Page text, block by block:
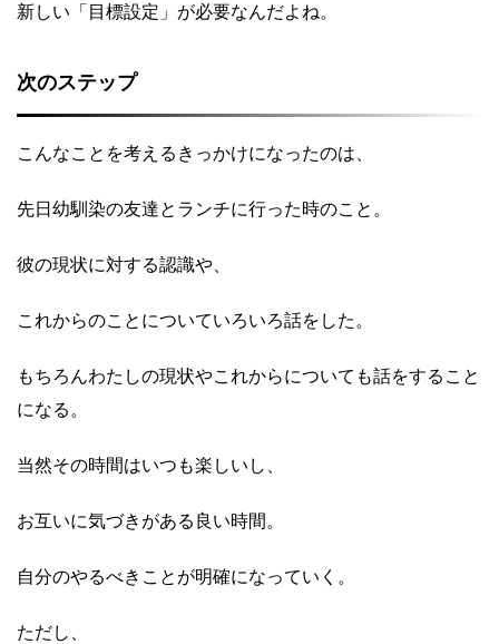
新しい「目標設定」が必要なんだよね。
次のステップ
こんなことを考えるきっかけになったのは、
先日幼馴染の友達とランチに行った時のこと。
彼の現状に対する認識や、
これからのことについていろいろ話をした。
もちろんわたしの現状やこれからについても話をすること
になる。
当然その時間はいつも楽しいし、
お互いに気づきがある良い時間。
自分のやるべきことが明確になっていく。
ただし、